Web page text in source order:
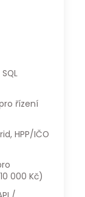
HPP/IČO
000 Kč)